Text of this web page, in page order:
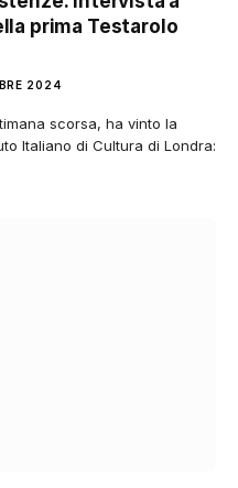
prima Testarolo
2024
scorsa, ha vinto la
Italiano di Cultura di Londra: